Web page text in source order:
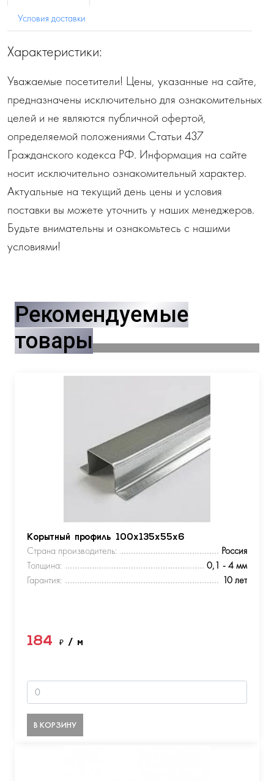
Условия доставки
Характеристики:
Уважаемые посетители! Цены, указанные на сайте,
предназначены исключительно для ознакомительных
целей и не являются публичной офертой,
определяемой положениями Статьи 437
Гражданского кодекса РФ. Информация на сайте
носит исключительно ознакомительный характер.
Актуальные на текущий день цены и условия
поставки вы можете уточнить у наших менеджеров.
Будьте внимательны и ознакомьтесь с нашими
условиями!
Рекомендуемые
товары
Корытный профиль 100х135х55х6
Страна производитель:
Россия
Толщина:
0,1 - 4 мм
Гарантия:
10 лет
184 ₽ / м
В КОРЗИНУ